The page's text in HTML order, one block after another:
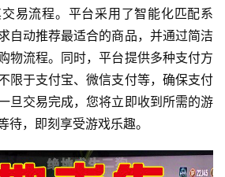
易流程。平台采用了智能化匹配系
自动推荐最适合的商品，并通过简洁
物流程。同时，平台提供多种支付方
限于支付宝、微信支付等，确保支付
旦交易完成，您将立即收到所需的游
待，即刻享受游戏乐趣。